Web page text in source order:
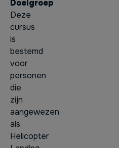
Doelgroep
Deze
cursus
is
bestemd
voor
personen
die
zijn
aangewezen
als
Helicopter